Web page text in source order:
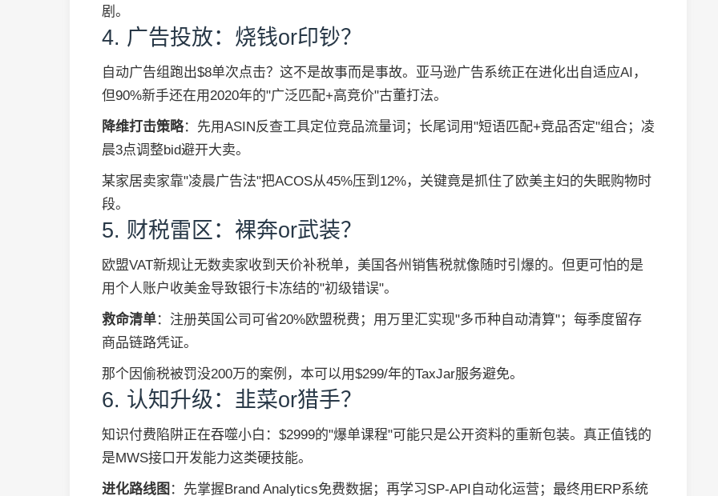
剧。
4. 广告投放：烧钱or印钞？
自动广告组跑出$8单次点击？这不是故事而是事故。亚马逊广告系统正在进化出自适应AI，
但90%新手还在用2020年的"广泛匹配+高竞价"古董打法。
降维打击策略：先用ASIN反查工具定位竞品流量词；长尾词用"短语匹配+竞品否定"组合；凌
晨3点调整bid避开大卖。
某家居卖家靠"凌晨广告法"把ACOS从45%压到12%，关键竟是抓住了欧美主妇的失眠购物时
段。
5. 财税雷区：裸奔or武装？
欧盟VAT新规让无数卖家收到天价补税单，美国各州销售税就像随时引爆的。但更可怕的是
用个人账户收美金导致银行卡冻结的"初级错误"。
救命清单：注册英国公司可省20%欧盟税费；用万里汇实现"多币种自动清算"；每季度留存
商品链路凭证。
那个因偷税被罚没200万的案例，本可以用$299/年的TaxJar服务避免。
6. 认知升级：韭菜or猎手？
知识付费陷阱正在吞噬小白：$2999的"爆单课程"可能只是公开资料的重新包装。真正值钱的
是MWS接口开发能力这类硬技能。
进化路线图 ：先掌握Brand Analytics免费数据；再学习SP-API自动化运营；最终用ERP系统